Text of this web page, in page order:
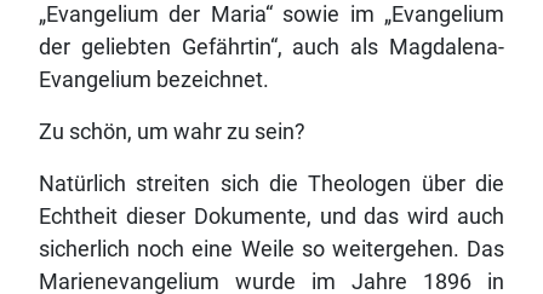
„Evangelium der Maria“ sowie im „Evangelium
der geliebten Gefährtin“, auch als Magdalena-
Evangelium bezeichnet.
Zu schön, um wahr zu sein?
Natürlich streiten sich die Theologen über die
Echtheit dieser Dokumente, und das wird auch
sicherlich noch eine Weile so weitergehen. Das
Marienevangelium wurde im Jahre 1896 in